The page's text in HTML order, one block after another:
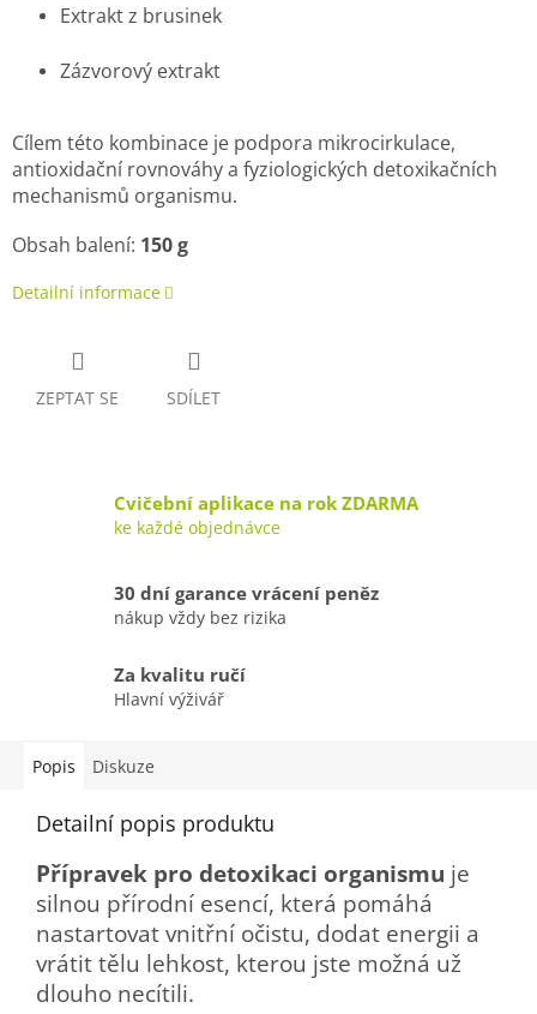
Extrakt z brusinek
Zázvorový extrakt
Cílem této kombinace je podpora mikrocirkulace,
antioxidační rovnováhy a fyziologických detoxikačních
mechanismů organismu.
Obsah balení: 150 g
Detailní informace
ZEPTAT SE SDÍLET
Cvičební aplikace na rok ZDARMA
ke každé objednávce
30 dní garance vrácení peněz
nákup vždy bez rizika
Za kvalitu ručí
Hlavní výživář
Popis Diskuze
Detailní popis produktu
Přípravek pro detoxikaci organismu je
silnou přírodní esencí, která pomáhá
nastartovat vnitřní očistu, dodat energii a
vrátit tělu lehkost, kterou jste možná už
dlouho necítili.